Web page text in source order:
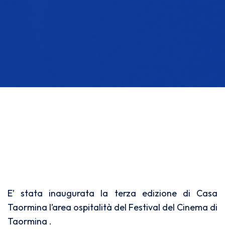
E’ stata inaugurata la terza edizione di Casa
Taormina l’area ospitalità del Festival del Cinema di
Taormina .